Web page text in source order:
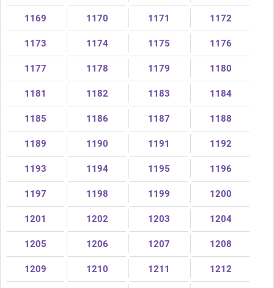
1169 1170 1171 1172
1173 1174 1175 1176
1177 1178 1179 1180
1181 1182 1183 1184
1185 1186 1187 1188
1189 1190 1191 1192
1193 1194 1195 1196
1197 1198 1199 1200
1201 1202 1203 1204
1205 1206 1207 1208
1209 1210 1211 1212